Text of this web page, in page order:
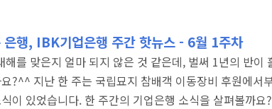
행, IBK기업은행 주간 핫뉴스 - 6월 1주차
해를 맞은지 얼마 되지 않은 것 같은데, 벌써 1년의 반이
?^^ 지난 한 주는 국립묘지 참배객 이동장비 후원에서
이 있었습니다. 한 주간의 기업은행 소식을 살펴볼까요?